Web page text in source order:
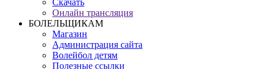
Скачать
Онлайн трансляция
БОЛЕЛЬЩИКАМ
Магазин
Администрация сайта
Волейбол детям
Полезные ссылки